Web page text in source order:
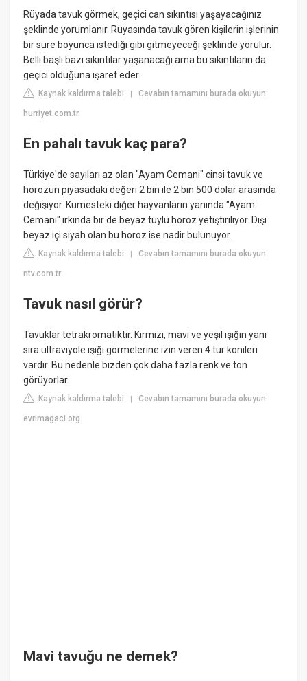
Rüyada tavuk görmek, geçici can sıkıntısı yaşayacağınız
şeklinde yorumlanır. Rüyasında tavuk gören kişilerin işlerinin
bir süre boyunca istediği gibi gitmeyeceği şeklinde yorulur.
Belli başlı bazı sıkıntılar yaşanacağı ama bu sıkıntıların da
geçici olduğuna işaret eder.
Kaynak kaldırma talebi |Cevabın tamamını burada okuyun:
hurriyet.com.tr
En pahalı tavuk kaç para?
Türkiye'de sayıları az olan "Ayam Cemani" cinsi tavuk ve
horozun piyasadaki değeri 2 bin ile 2 bin 500 dolar arasında
değişiyor. Kümesteki diğer hayvanların yanında "Ayam
Cemani" ırkında bir de beyaz tüylü horoz yetiştiriliyor. Dışı
beyaz içi siyah olan bu horoz ise nadir bulunuyor.
Kaynak kaldırma talebi |Cevabın tamamını burada okuyun:
ntv.com.tr
Tavuk nasıl görür?
Tavuklar tetrakromatiktir. Kırmızı, mavi ve yeşil ışığın yanı
sıra ultraviyole ışığı görmelerine izin veren 4 tür konileri
vardır. Bu nedenle bizden çok daha fazla renk ve ton
görüyorlar.
Kaynak kaldırma talebi |Cevabın tamamını burada okuyun:
evrimagaci.org
Mavi tavuğu ne demek?